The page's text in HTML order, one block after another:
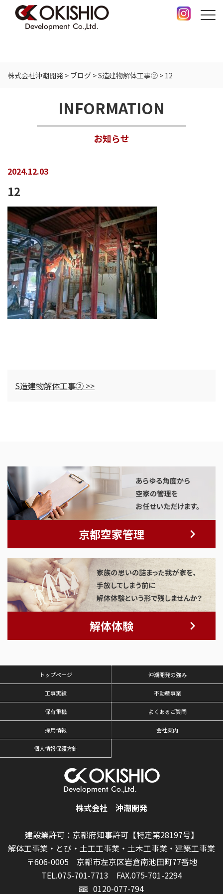
株式会社沖潮開発 > ブログ >S造建物解体工事② > 12
INFORMATION
お知らせ
2024.12.03
12
S造建物解体工事② >>
京都空家管理
解体体験
トップページ 沖潮開発の強み
工事実績 不動産事業
保有重機 よくあるご質問
採用情報 会社案内
個人情報保護方針
株式会社 沖潮開発
建設業許可：京都府知事許可【特定第28197号】
解体工事業・とび・土工工事業・土木工事業・建築工事業
〒606-0005 京都市左京区岩倉南池田町77番地
TEL.075-701-7713 FAX.075-701-2294
0120-077-794